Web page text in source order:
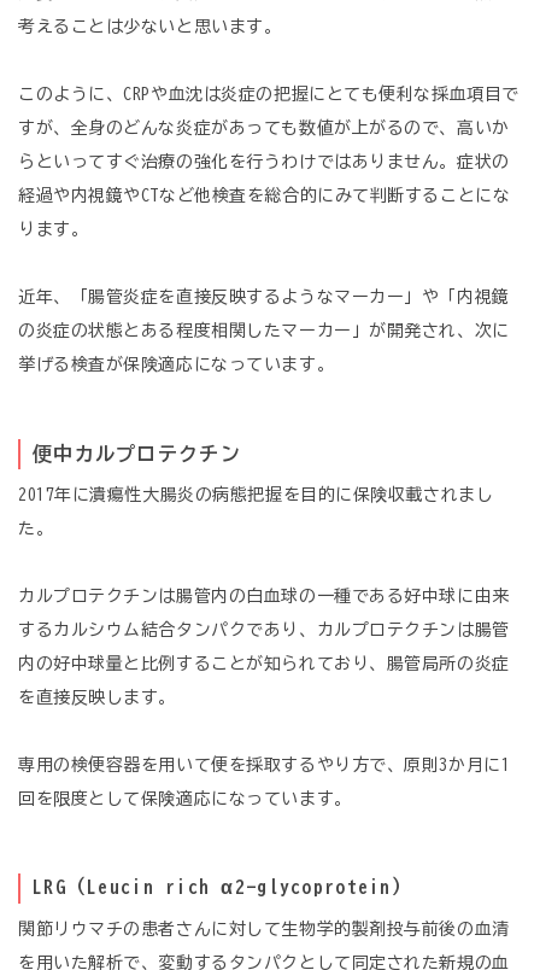
考えることは少ないと思います。
このように、CRPや血沈は炎症の把握にとても便利な採血項目で
すが、全身のどんな炎症があっても数値が上がるので、高いか
らといってすぐ治療の強化を行うわけではありません。症状の
経過や内視鏡やCTなど他検査を総合的にみて判断することにな
ります。
近年、「腸管炎症を直接反映するようなマーカー」や「内視鏡
の炎症の状態とある程度相関したマーカー」が開発され、次に
挙げる検査が保険適応になっています。
便中カルプロテクチン
2017年に潰瘍性大腸炎の病態把握を目的に保険収載されまし
た。
カルプロテクチンは腸管内の白血球の一種である好中球に由来
するカルシウム結合タンパクであり、カルプロテクチンは腸管
内の好中球量と比例することが知られており、腸管局所の炎症
を直接反映します。
専用の検便容器を用いて便を採取するやり方で、原則3か月に1
回を限度として保険適応になっています。
LRG（Leucin rich α2-glycoprotein）
関節リウマチの患者さんに対して生物学的製剤投与前後の血清
を用いた解析で、変動するタンパクとして同定された新規の血